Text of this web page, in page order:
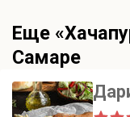
Еще
Самаре